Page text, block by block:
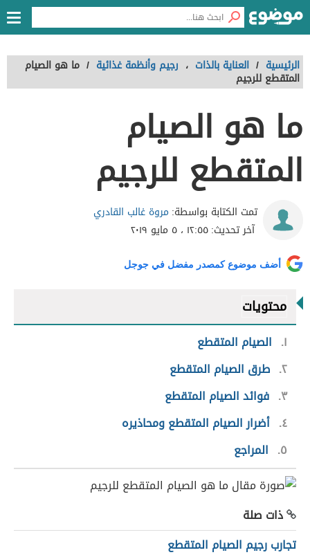
الرئيسية / العناية بالذات ، رجيم وأنظمة غذائية / ما هو الصيام
المتقطع للرجيم
ما هو الصيام
المتقطع للرجيم
تمت الكتابة بواسطة: مروة غالب القادري
آخر تحديث:١٢:٥٥ ، ٥ مايو ٢٠١٩
أضف موضوع كمصدر مفضل في جوجل
محتويات
١
الصيام المتقطع
٢ طرق الصيام المتقطع
٣ فوائد الصيام المتقطع
٤ أضرار الصيام المتقطع ومحاذيره
٥
المراجع
ذات صلة
تجارب رجيم الصيام المتقطع